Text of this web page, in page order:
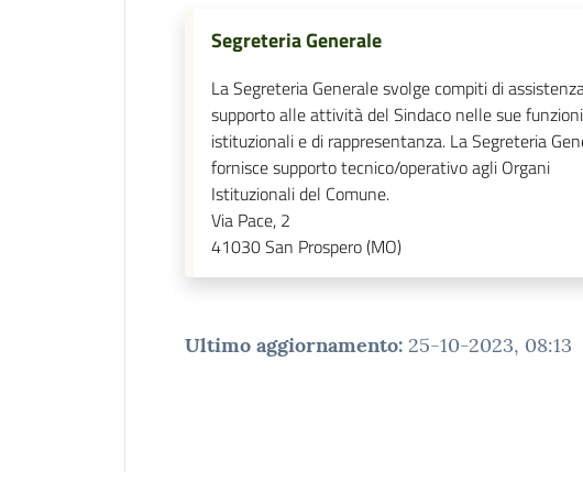
Segreteria Generale
La Segreteria Generale svolge compiti di
supporto alle attività del Sindaco nelle sue funzioni
istituzionali e di rappresentanza. La Segreteria
fornisce supporto tecnico/operativo agli Organi
Istituzionali del Comune.
Via Pace, 2
41030San Prospero (MO)
Ultimo aggiornamento: 25-10-2023, 08:13